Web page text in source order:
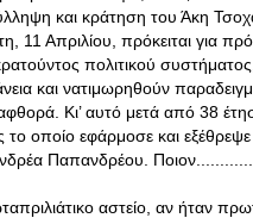
και κράτηση του Άκη
11 Απριλίου, πρόκειται για
πολιτικού
και νατιμωρηθούν
Κι’ αυτό μετά από 38
οποίο εφάρμοσε και εξέθρεψε
Παπανδρέου.
αστείο, αν ήταν